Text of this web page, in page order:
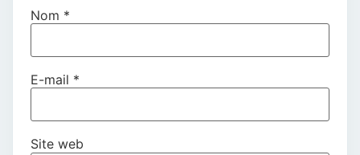
Nom *
E-mail *
Site web